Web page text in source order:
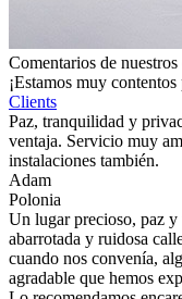
Comentarios de nuestros
¡Estamos muy
Clients
Paz, tranquilidad y
ventaja. Servicio muy
instalaciones también.
Adam
Polonia
Un lugar precioso, paz
abarrotada y ruidosa
cuando nos convenía,
agradable que hemos